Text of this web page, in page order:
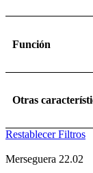
Función
Otras
Restablecer Filtros
Merseguera 22.02